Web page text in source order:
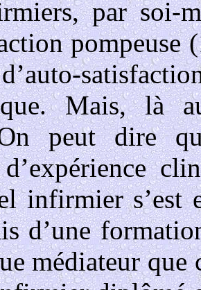
par soi-
pompeuse
Mais, là
peut dire
d’expérience
infirmier s’est
d’une
médiateur